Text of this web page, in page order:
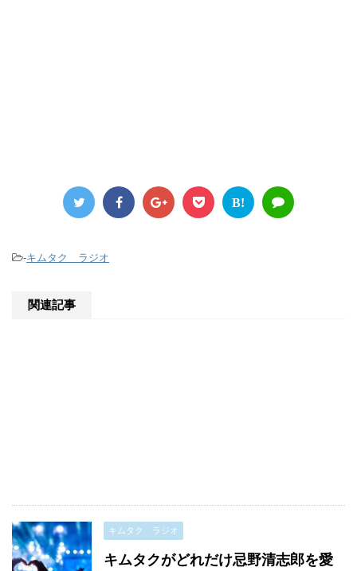
B!
-キムタク ラジオ
関連記事
キムタク ラジオ
キムタクがどれだけ忌野清志郎を愛